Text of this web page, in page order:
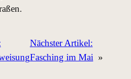
Nächster Artikel:
Fasching im Mai »